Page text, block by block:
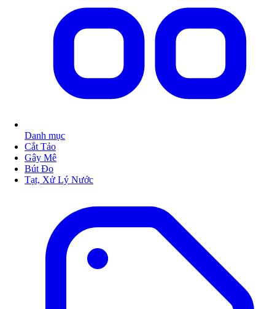
Danh mục
Cắt Tảo
Gây Mê
Bút Đo
Tạt, Xử Lý Nước